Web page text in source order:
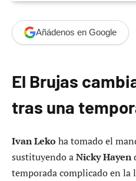
Añádenos en Google
El Brujas
tras una
Ivan Leko ha tomado el
sustituyendo aNicky Hayen
temporada complicado en la